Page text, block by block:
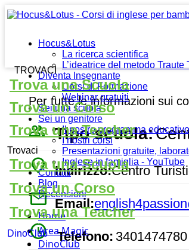
Hocus&Lotus
La ricerca scientifica
L’ideatrice del metodo Traute
Diventa Insegnante
Corsi di Formazione
Webinar gratuiti
Sei una scuola
Sei un genitore
Il nostro programma educativo
I nostri corsi
Presentazioni gratuite,
Inglese in famiglia - YouTube
Contatti
Blog
Recensioni
Home
Area Magic
DinoClub
TROVACI
Trova una Scuola
Trova un Corso
Trova una Teacher
Trovaci
Trova una Scuola
Trova un Corso
Trova una Teacher
DinoClub
Per tutte le informazioni sui
people_outline Tipo scuola:
place Indirizzo:Centro
mail Email:
watch_later Telefono: 3401474780